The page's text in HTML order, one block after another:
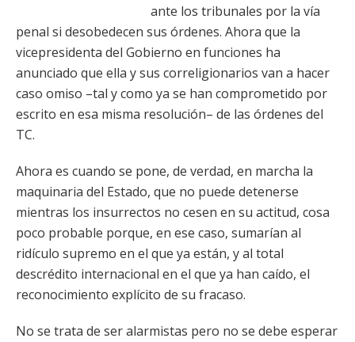
ante los tribunales por la vía
penal si desobedecen sus órdenes. Ahora que la
vicepresidenta del Gobierno en funciones ha
anunciado que ella y sus correligionarios van a hacer
caso omiso –tal y como ya se han comprometido por
escrito en esa misma resolución– de las órdenes del
TC.
Ahora es cuando se pone, de verdad, en marcha la
maquinaria del Estado, que no puede detenerse
mientras los insurrectos no cesen en su actitud, cosa
poco probable porque, en ese caso, sumarían al
ridículo supremo en el que ya están, y al total
descrédito internacional en el que ya han caído, el
reconocimiento explícito de su fracaso.
No se trata de ser alarmistas pero no se debe esperar